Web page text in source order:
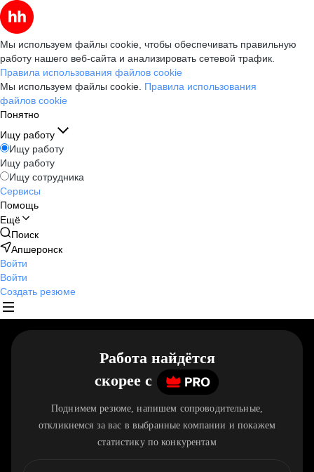
Мы используем файлы cookie, чтобы обеспечивать правильную
работу нашего веб-сайта и анализировать сетевой трафик.
Правила использования файлов cookie
Мы используем файлы cookie. Правила использования
файлов cookie
Понятно
Ищу работу
Ищу работу
Ищу работу
Ищу сотрудника
Сервисы
Помощь
Ещё
Поиск
Апшеронск
Войти
Войти
Создать резюме
Работа найдётся
скорее c
Поднимем резюме, напишем сопроводительные,
откликнемся за вас в выбранные компании и покажем
статистику по конкурентам